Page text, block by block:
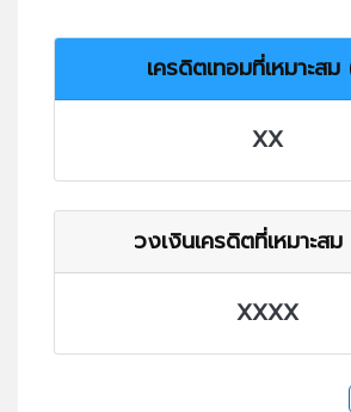
เครดิตเทอมที่เหมาะส
XX
วงเงินเครดิตที่เหมาะส
XXXX